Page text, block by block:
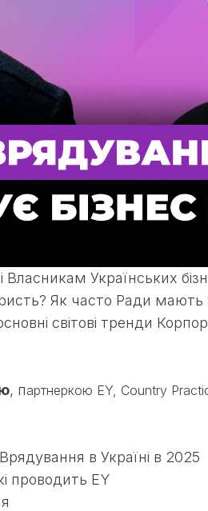
Українських
Як часто Ради мають
світові тренди
, партнеркою EY, Country
в Україні в 2025
проводить EY